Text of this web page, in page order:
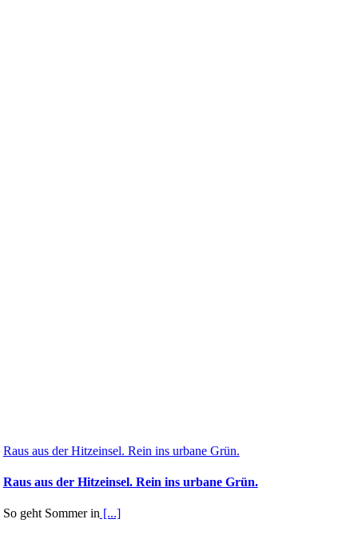
Raus aus der Hitzeinsel. Rein ins urbane Grün.
Raus aus der Hitzeinsel. Rein ins urbane Grün.
So geht Sommer in [...]